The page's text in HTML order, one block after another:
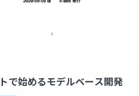
で始めるモデルベース開発